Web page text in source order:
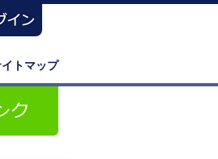
トマップ